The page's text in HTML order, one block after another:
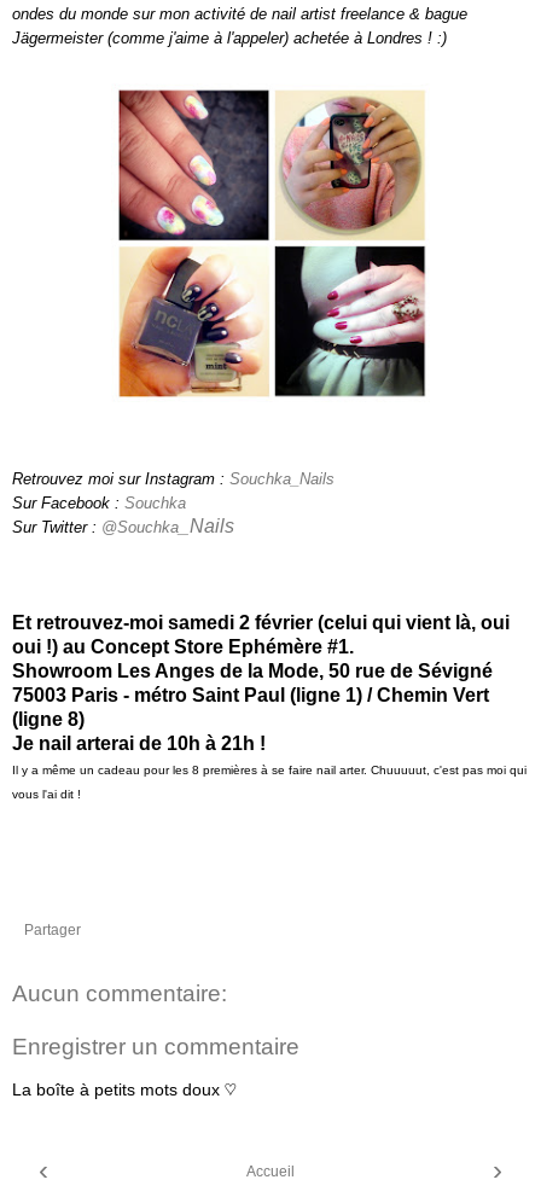
ondes du monde sur mon activité de nail artist freelance & bague
Jägermeister (comme j'aime à l'appeler) achetée à Londres ! :)
Retrouvez moi sur Instagram : Souchka_Nails
Sur Facebook : Souchka
Sur Twitter : @Souchka _Nails
Et retrouvez-moi samedi 2 février (celui qui vient là, oui
oui !) au Concept Store Ephémère #1.
Showroom Les Anges de la Mode, 50 rue de Sévigné
75003 Paris - métro Saint Paul (ligne 1) / Chemin Vert
(ligne 8)
Je nail arterai de 10h à 21h !
Il y a même un cadeau pour les 8 premières à se faire nail arter. Chuuuuut, c'est pas moi qui
vous l'ai dit !
Partager
Aucun commentaire:
Enregistrer un commentaire
La boîte à petits mots doux ♡
‹ ›
Accueil